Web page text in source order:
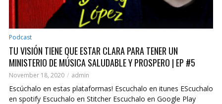
Podcast
TU VISIÓN TIENE QUE ESTAR CLARA PARA TENER UN
MINISTERIO DE MÚSICA SALUDABLE Y PROSPERO | EP #5
November 18, 2020 admin
Escúchalo en estas plataformas! Escuchalo en itunes EScuchalo
en spotify Escuchalo en Stitcher Escuchalo en Google Play